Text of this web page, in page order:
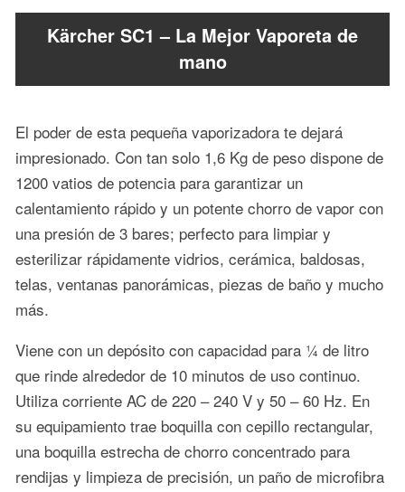
Kärcher SC1 – La Mejor Vaporeta de
mano
El poder de esta pequeña vaporizadora te dejará
impresionado. Con tan solo 1,6 Kg de peso dispone de
1200 vatios de potencia para garantizar un
calentamiento rápido y un potente chorro de vapor con
una presión de 3 bares; perfecto para limpiar y
esterilizar rápidamente vidrios, cerámica, baldosas,
telas, ventanas panorámicas, piezas de baño y mucho
más.
Viene con un depósito con capacidad para ¼ de litro
que rinde alrededor de 10 minutos de uso continuo.
Utiliza corriente AC de 220 – 240 V y 50 – 60 Hz. En
su equipamiento trae boquilla con cepillo rectangular,
una boquilla estrecha de chorro concentrado para
rendijas y limpieza de precisión, un paño de microfibra